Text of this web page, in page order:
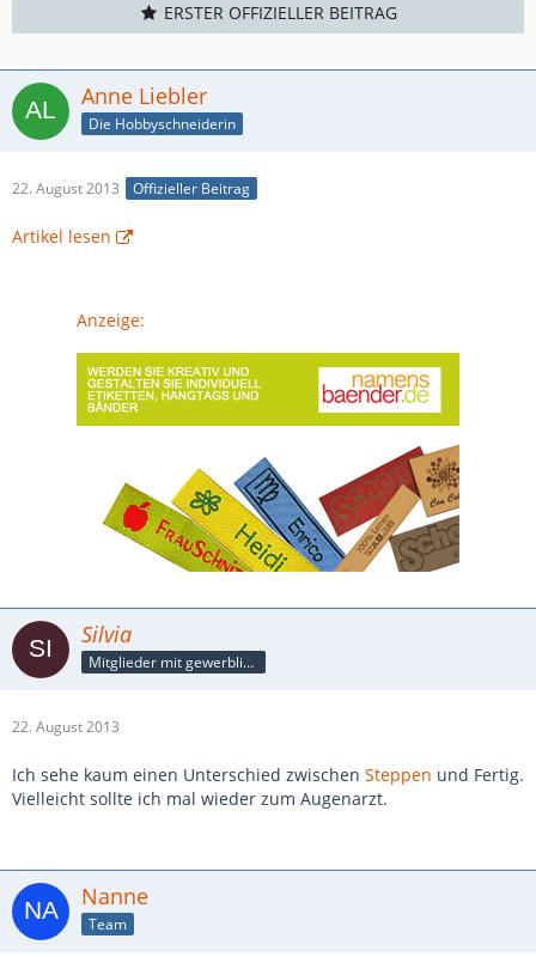
ERSTER OFFIZIELLER BEITRAG
Anne Liebler
Die Hobbyschneiderin
22. August 2013 Offizieller Beitrag
Artikel lesen
Anzeige:
Silvia
Mitglieder mit gewerblicher Verbindung, auch als Mitarbeiter/in
22. August 2013
Ich sehe kaum einen Unterschied zwischen Steppen und Fertig.
Vielleicht sollte ich mal wieder zum Augenarzt.
Nanne
Team